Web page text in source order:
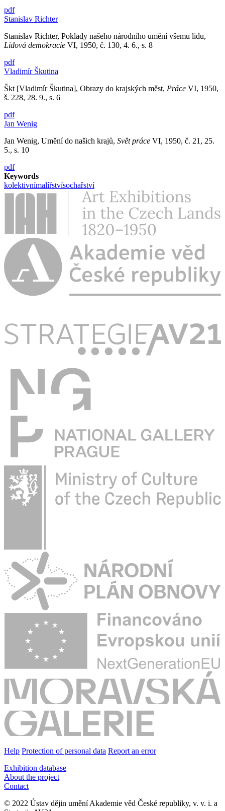
pdf
Stanislav Richter
Stanislav Richter, Poklady našeho národního umění všemu lidu,
Lidová demokracie VI, 1950, č. 130, 4. 6., s. 8
pdf
Vladimír Škutina
Škt [Vladimír Škutina], Obrazy do krajských měst, Práce VI, 1950,
š. 228, 28. 9., s. 6
pdf
Jan Wenig
Jan Wenig, Umění do našich krajů, Svět práce VI, 1950, č. 21, 25.
5., s. 10
pdf
Keywords
kolektivnímalířstvísochařství
Help Protection of personal data Report an error
Exhibition database
About the project
Contact
© 2022 Ústav dějin umění Akademie věd České republiky, v. v. i. a